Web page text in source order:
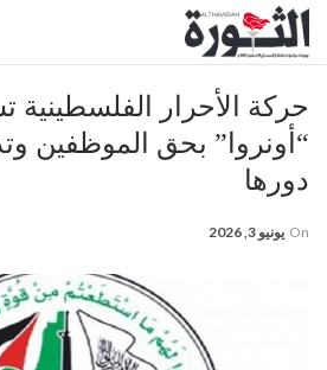
حركة الأحرار الفلسطينية
“أونروا” بحق الموظفين
دورها
On يونيو 3, 2026